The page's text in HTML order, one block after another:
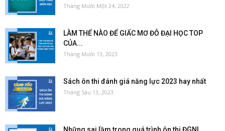
Tháng Mười Một 24, 2022
LÀM THẾ NÀO ĐỂ GIẤC MƠ ĐỖ ĐẠI HỌC TOP
CỦA...
Tháng Mười 13, 2023
Sách ôn thi đánh giá năng lực 2023 hay nhất
Tháng Sáu 13, 2023